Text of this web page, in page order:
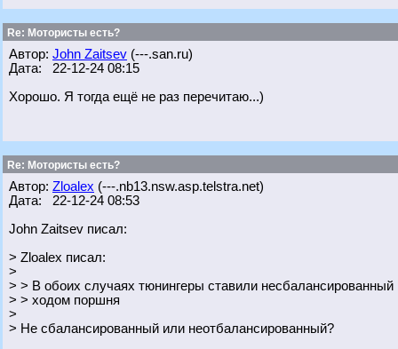
Re: Мотористы есть?
Автор: John Zaitsev (---.san.ru)
Дата: 22-12-24 08:15
Хорошо. Я тогда ещё не раз перечитаю...)
Re: Мотористы есть?
Автор: Zloalex (---.nb13.nsw.asp.telstra.net)
Дата: 22-12-24 08:53
John Zaitsev писал:
> Zloalex писал:
>
> > В обоих случаях тюнингеры ставили
> > ходом поршня
>
> Не сбалансированный или неотбалансированный?